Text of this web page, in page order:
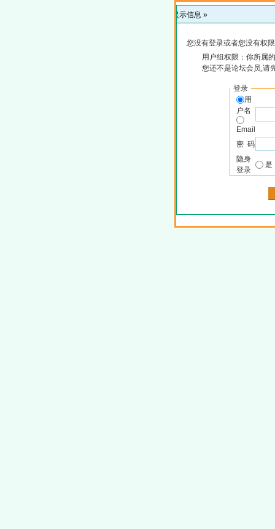
提示信息 »
您没有登录或者您没有权
用户组权限：你所属
您还不是论坛会员,请
登录
用
户名
Email
密 码
隐身
登录